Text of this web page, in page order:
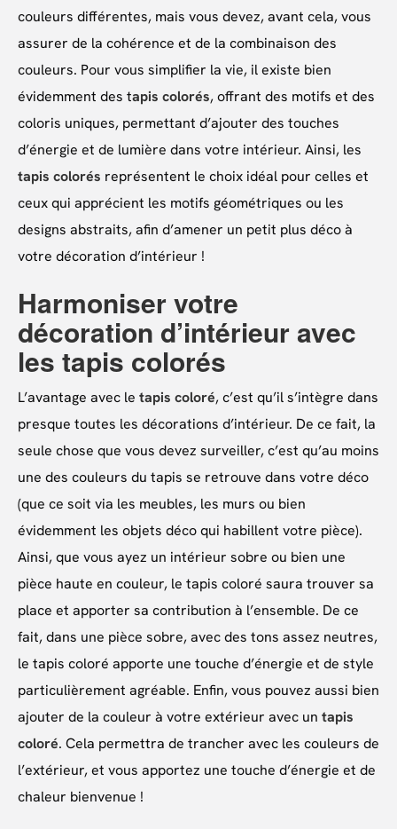
couleurs différentes, mais vous devez, avant cela, vous
assurer de la cohérence et de la combinaison des
couleurs. Pour vous simplifier la vie, il existe bien
évidemment des tapis colorés, offrant des motifs et des
coloris uniques, permettant d’ajouter des touches
d’énergie et de lumière dans votre intérieur. Ainsi, les
tapis colorés représentent le choix idéal pour celles et
ceux qui apprécient les motifs géométriques ou les
designs abstraits, afin d’amener un petit plus déco à
votre décoration d’intérieur !
Harmoniser votre
décoration d’intérieur avec
les tapis colorés
L’avantage avec le tapis coloré, c’est qu’il s’intègre dans
presque toutes les décorations d’intérieur. De ce fait, la
seule chose que vous devez surveiller, c’est qu’au moins
une des couleurs du tapis se retrouve dans votre déco
(que ce soit via les meubles, les murs ou bien
évidemment les objets déco qui habillent votre pièce).
Ainsi, que vous ayez un intérieur sobre ou bien une
pièce haute en couleur, le tapis coloré saura trouver sa
place et apporter sa contribution à l’ensemble. De ce
fait, dans une pièce sobre, avec des tons assez neutres,
le tapis coloré apporte une touche d’énergie et de style
particulièrement agréable. Enfin, vous pouvez aussi bien
ajouter de la couleur à votre extérieur avec un tapis
coloré. Cela permettra de trancher avec les couleurs de
l’extérieur, et vous apportez une touche d’énergie et de
chaleur bienvenue !